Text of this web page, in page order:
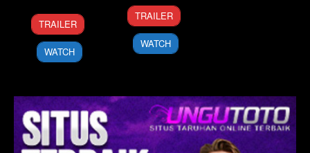
24
Jun
2020
Cho
Il
TRAILER
WATCH
11
Feb
2009
Marcus
Nispel
TRAILER
WATCH